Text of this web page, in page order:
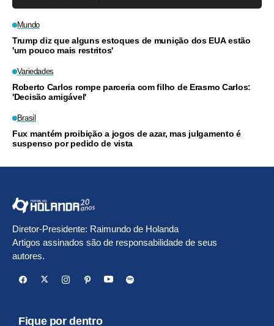
Mundo
Trump diz que alguns estoques de munição dos EUA estão
'um pouco mais restritos'
Variedades
Roberto Carlos rompe parceria com filho de Erasmo Carlos:
'Decisão amigável'
Brasil
Fux mantém proibição a jogos de azar, mas julgamento é
suspenso por pedido de vista
Diretor-Presidente: Raimundo de Holanda
Artigos assinados são de responsabilidade de seus
autores.
Fique por dentro